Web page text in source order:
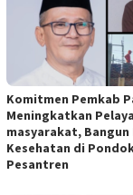
Komitmen Pemkab
Meningkatkan
masyarakat,
Kesehatan di
Pesantren